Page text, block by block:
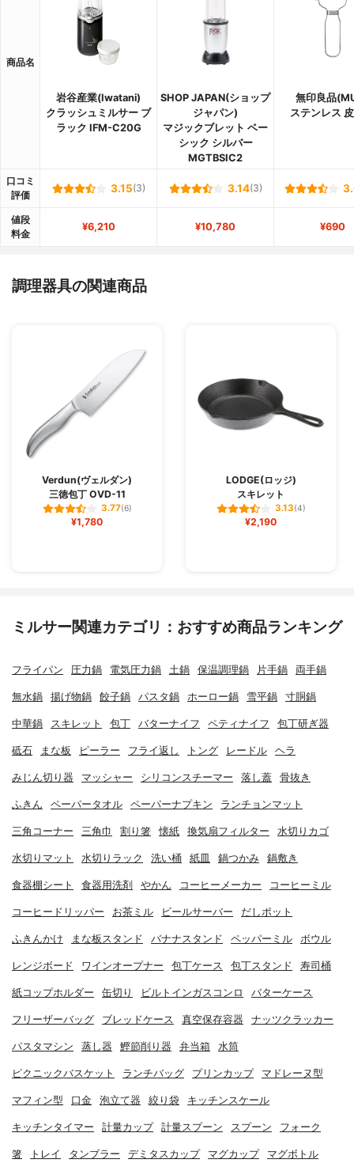
商品名
岩谷産業(Iwatani)
クラッシュミルサー ブ
ラック IFM-C20G
SHOP JAPAN(ショップ
ジャパン)
マジックブレット ベー
シック シルバー
MGTBSIC2
無印良品
ステンレス
口コミ
評価
3.15(3) 3.14(3)
値段
料金
¥6,210 ¥10,780 ¥690
調理器具の関連商品
Verdun(ヴェルダン)
三徳包丁 OVD-11
3.77(6)
¥1,780
LODGE(ロッジ)
スキレット
3.13(4)
¥2,190
ミルサー関連カテゴリ：おすすめ商品ランキング
フライパン 圧力鍋 電気圧力鍋 土鍋 保温調理鍋 片手鍋 両手鍋
無水鍋 揚げ物鍋 餃子鍋 パスタ鍋 ホーロー鍋 雪平鍋 寸胴鍋
中華鍋 スキレット 包丁 バターナイフ ペティナイフ 包丁研ぎ器
砥石 まな板 ピーラー フライ返し トング レードル ヘラ
みじん切り器 マッシャー シリコンスチーマー 落し蓋 骨抜き
ふきん ペーパータオル ペーパーナプキン ランチョンマット
三角コーナー 三角巾 割り箸 懐紙 換気扇フィルター 水切りカゴ
水切りマット 水切りラック 洗い桶 紙皿 鍋つかみ 鍋敷き
食器棚シート 食器用洗剤 やかん コーヒーメーカー コーヒーミル
コーヒードリッパー お茶ミル ビールサーバー だしポット
ふきんかけ まな板スタンド バナナスタンド ペッパーミル ボウル
レンジボード ワインオープナー 包丁ケース 包丁スタンド 寿司桶
紙コップホルダー 缶切り ビルトインガスコンロ バターケース
フリーザーバッグ ブレッドケース 真空保存容器 ナッツクラッカー
パスタマシン 蒸し器 鰹節削り器 弁当箱 水筒
ピクニックバスケット ランチバッグ プリンカップ マドレーヌ型
マフィン型 口金 泡立て器 絞り袋 キッチンスケール
キッチンタイマー 計量カップ 計量スプーン スプーン フォーク
箸 トレイ タンブラー デミタスカップ マグカップ マグボトル